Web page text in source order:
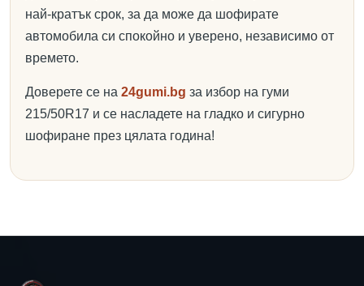
най-кратък срок, за да може да шофирате
автомобила си спокойно и уверено, независимо от
времето.
Доверете се на 24gumi.bg за избор на гуми
215/50R17 и се насладете на гладко и сигурно
шофиране през цялата година!